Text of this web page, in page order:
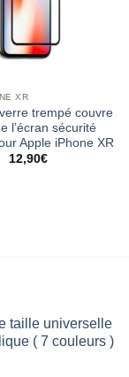
XR
trempé couvre
l’écran sécurité
Apple iPhone XR
12,90€
taille universelle
( 7 couleurs )